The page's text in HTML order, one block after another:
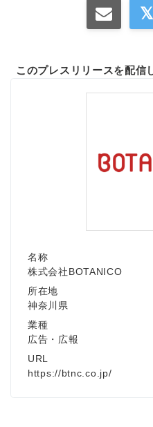
このプレスリリースを配信
名称
株式会社BOTANICO
所在地
神奈川県
業種
広告・広報
URL
https://btnc.co.jp/